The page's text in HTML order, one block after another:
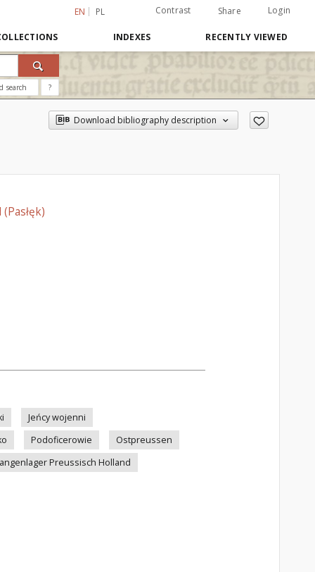
EN PL Contrast Share Login
INDEXES RECENTLY VIEWED
search ?
Download bibliography description
Jeńcy wojenni
Podoficerowie
Ostpreussen
Preussisch Holland